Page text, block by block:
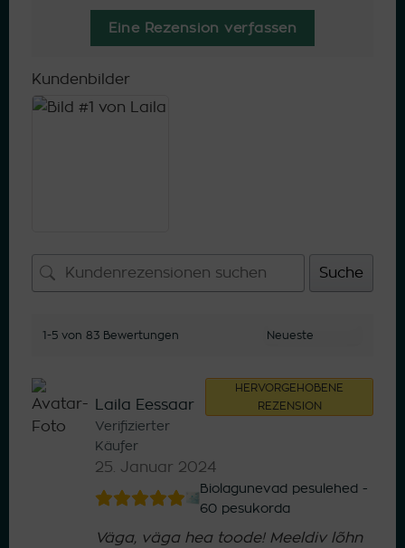
Eine Rezension verfassen
Kundenbilder
Suche
1-5 von 83 Bewertungen
Laila Eessaar
Verifizierter
Käufer
HERVORGEHOBENE
REZENSION
25. Januar 2024
Biolagunevad pesulehed -
60 pesukorda
Väga, väga hea toode! Meeldiv lõhn